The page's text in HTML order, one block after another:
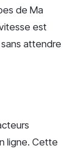
de Ma
est
attendre
ligne. Cette